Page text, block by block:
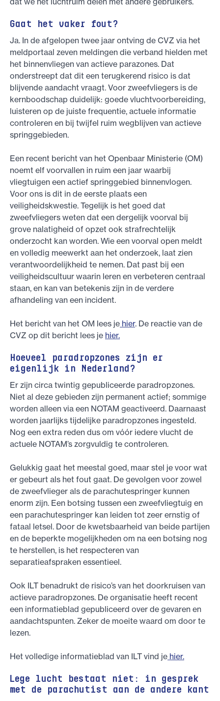
Gaat het vaker fout?
Ja. In de afgelopen twee jaar ontving de CVZ via het
meldportaal zeven meldingen die verband hielden met
het binnenvliegen van actieve parazones. Dat
onderstreept dat dit een terugkerend risico is dat
blijvende aandacht vraagt. Voor zweefvliegers is de
kernboodschap duidelijk: goede vluchtvoorbereiding,
luisteren op de juiste frequentie, actuele informatie
controleren en bij twijfel ruim wegblijven van actieve
springgebieden.
Een recent bericht van het Openbaar Ministerie (OM)
noemt elf voorvallen in ruim een jaar waarbij
vliegtuigen een actief springgebied binnenvlogen.
Voor ons is dit in de eerste plaats een
veiligheidskwestie. Tegelijk is het goed dat
zweefvliegers weten dat een dergelijk voorval bij
grove nalatigheid of opzet ook strafrechtelijk
onderzocht kan worden. Wie een voorval open meldt
en volledig meewerkt aan het onderzoek, laat zien
verantwoordelijkheid te nemen. Dat past bij een
veiligheidscultuur waarin leren en verbeteren centraal
staan, en kan van betekenis zijn in de verdere
afhandeling van een incident.
Het bericht van het OM lees je hier. De reactie van de
CVZ op dit bericht lees je hier.
Hoeveel paradropzones zijn er
eigenlijk in Nederland?
Er zijn circa twintig gepubliceerde paradropzones.
Niet al deze gebieden zijn permanent actief; sommige
worden alleen via een NOTAM geactiveerd. Daarnaast
worden jaarlijks tijdelijke paradropzones ingesteld.
Nog een extra reden dus om vóór iedere vlucht de
actuele NOTAM’s zorgvuldig te controleren.
Gelukkig gaat het meestal goed, maar stel je voor wat
er gebeurt als het fout gaat. De gevolgen voor zowel
de zweefvlieger als de parachutespringer kunnen
enorm zijn. Een botsing tussen een zweefvliegtuig en
een parachutespringer kan leiden tot zeer ernstig of
fataal letsel. Door de kwetsbaarheid van beide partijen
en de beperkte mogelijkheden om na een botsing nog
te herstellen, is het respecteren van
separatieafspraken essentieel.
Ook ILT benadrukt de risico’s van het doorkruisen van
actieve paradropzones. De organisatie heeft recent
een informatieblad gepubliceerd over de gevaren en
aandachtspunten. Zeker de moeite waard om door te
lezen.
Het volledige informatieblad van ILT vind je hier.
Lege lucht bestaat niet: in gesprek
met de parachutist aan de andere kant